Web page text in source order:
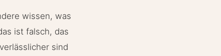
wissen, was
ist falsch, das
sind